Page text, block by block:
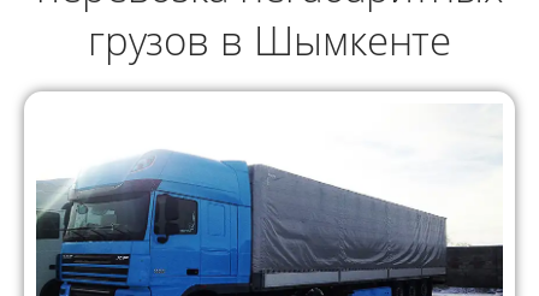
грузов в Шымкенте